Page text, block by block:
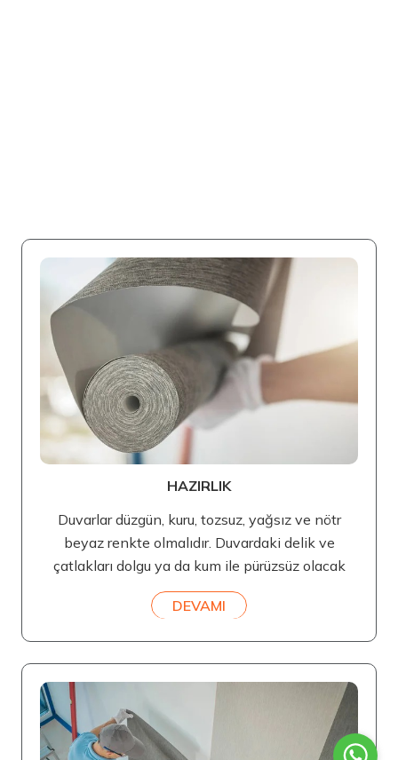
HAZIRLIK
Duvarlar düzgün, kuru, tozsuz, yağsız ve nötr
beyaz renkte olmalıdır. Duvardaki delik ve
çatlakları dolgu ya da kum ile pürüzsüz olacak
DEVAMI